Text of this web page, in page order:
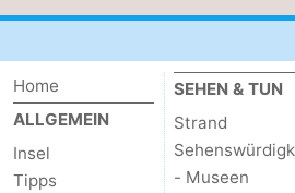
Home
ALLGEMEIN
Insel
Tipps
SEHEN & TUN
Strand
- Museen